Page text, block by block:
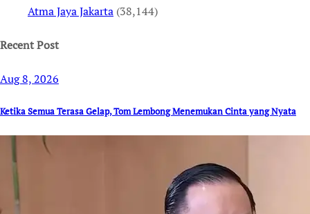
Atma Jaya Jakarta (38,144)
Recent Post
Aug 8, 2026
Ketika Semua Terasa Gelap, Tom Lembong Menemukan Cinta yang Nyata